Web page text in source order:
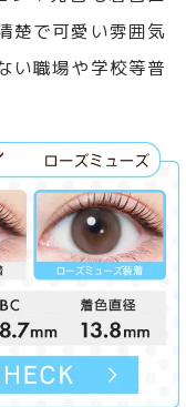
楚で可愛い雰囲気
い職場や学校等普